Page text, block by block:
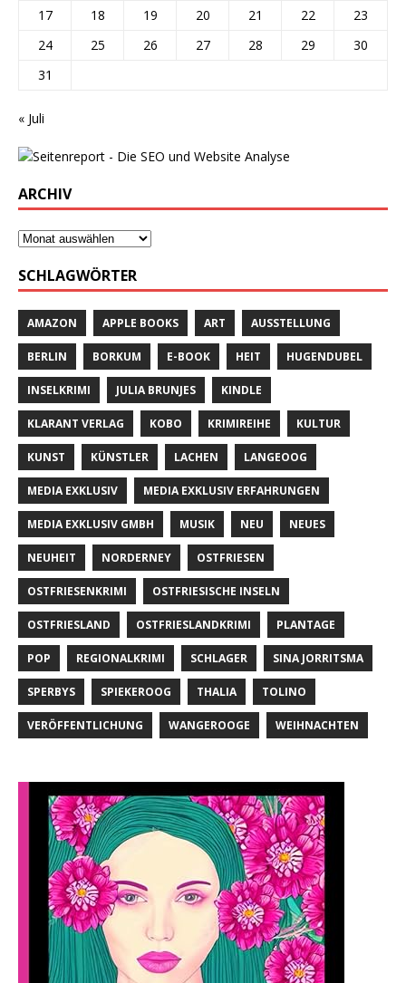
17
18 19 20 21 22
23
24
25 26 27 28 29
30
31
« Juli
ARCHIV
SCHLAGWÖRTER
AMAZON APPLE BOOKS ART AUSSTELLUNG
BERLIN BORKUM E-BOOK HEIT HUGENDUBEL
INSELKRIMI JULIA BRUNJES KINDLE
KLARANT VERLAG KOBO KRIMIREIHE KULTUR
KUNST KÜNSTLER LACHEN LANGEOOG
MEDIA EXKLUSIV MEDIA EXKLUSIV ERFAHRUNGEN
MEDIA EXKLUSIV GMBH MUSIK NEU NEUES
NEUHEIT NORDERNEY OSTFRIESEN
OSTFRIESENKRIMI OSTFRIESISCHE INSELN
OSTFRIESLAND OSTFRIESLANDKRIMI PLANTAGE
POP REGIONALKRIMI SCHLAGER SINA JORRITSMA
SPERBYS SPIEKEROOG THALIA TOLINO
VERÖFFENTLICHUNG WANGEROOGE WEIHNACHTEN